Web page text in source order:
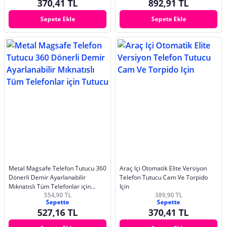
370,41 TL
Sepete Ekle
892,91 TL
Sepete Ekle
Metal Magsafe Telefon Tutucu 360
Dönerli Demir Ayarlanabilir
Mıknatıslı Tüm Telefonlar için
554,90 TL
Sepette
527,16 TL
Araç Içi Otomatik Elite Versiyon
Telefon Tutucu Cam Ve Torpido
Için
389,90 TL
Sepette
370,41 TL